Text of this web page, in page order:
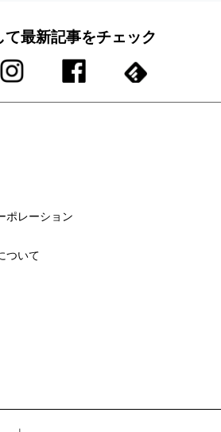
て最新記事をチェック
ポレーション
ついて